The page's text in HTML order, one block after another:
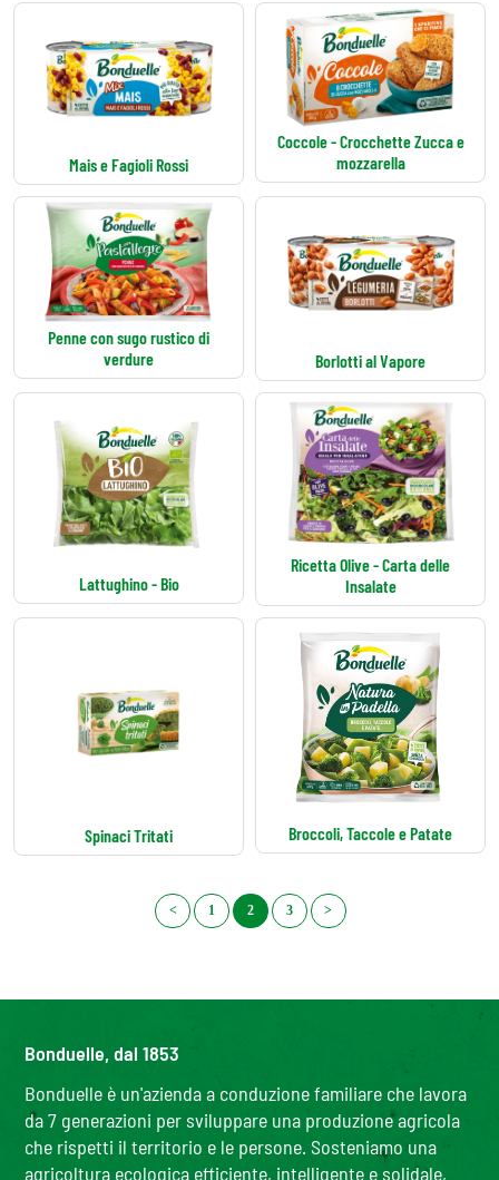
Mais e Fagioli Rossi
Coccole - Crocchette Zucca e
mozzarella
Penne con sugo rustico di
verdure
Borlotti al Vapore
Lattughino - Bio
Ricetta Olive - Carta delle
Insalate
Spinaci Tritati Broccoli, Taccole e Patate
< 1 2 3 >
Bonduelle, dal 1853
Bonduelle è un'azienda a conduzione familiare che lavora
da 7 generazioni per sviluppare una produzione agricola
che rispetti il territorio e le persone. Sosteniamo una
agricoltura ecologica efficiente, intelligente e solidale,